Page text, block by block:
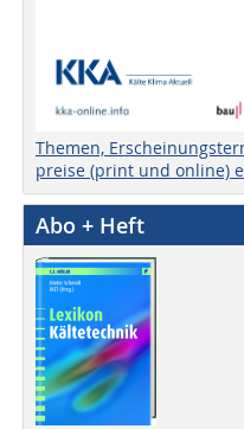
Themen,
preise (print und online)
Abo + Heft